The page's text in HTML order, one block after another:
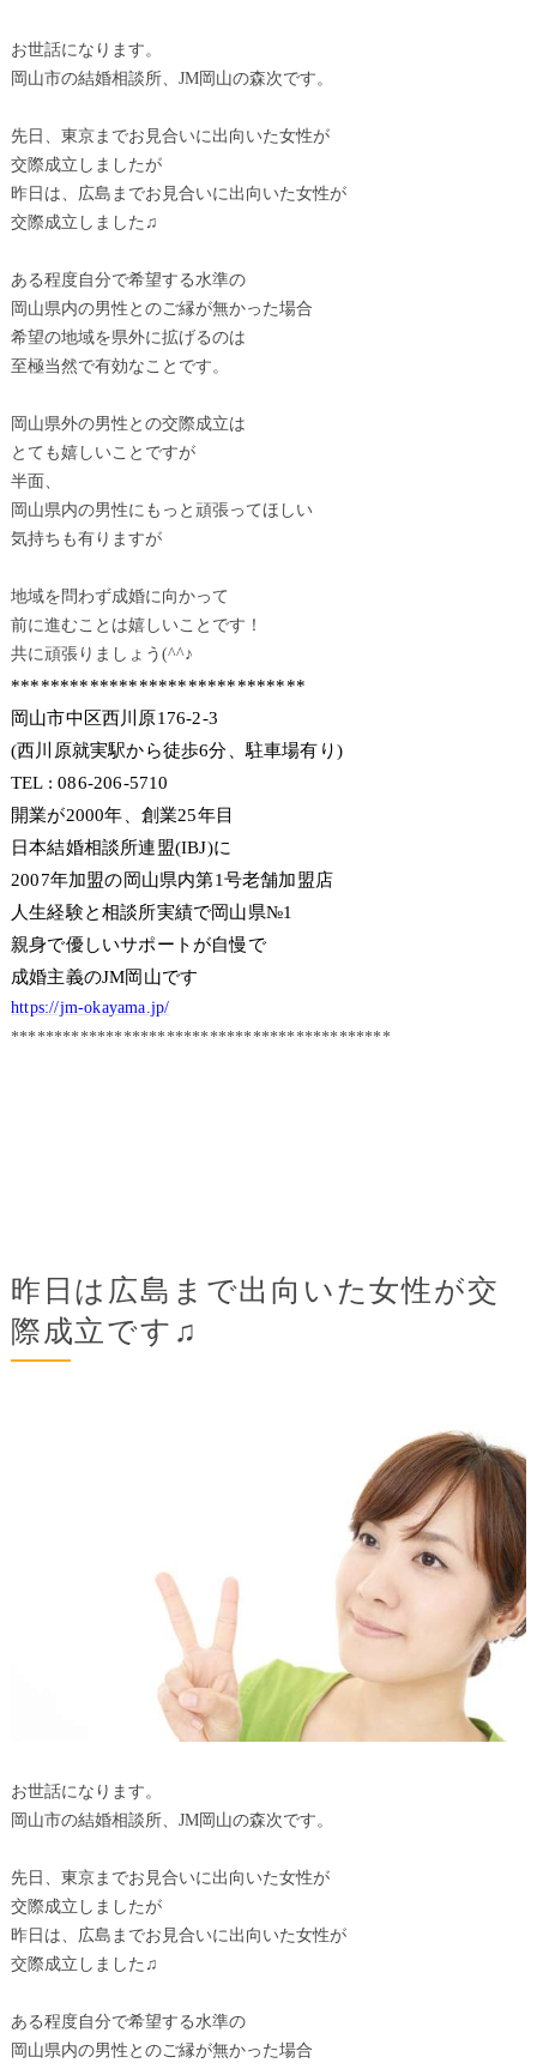
お世話になります。
岡山市の結婚相談所、JM岡山の森次です。
先日、東京までお見合いに出向いた女性が
交際成立しましたが
昨日は、広島までお見合いに出向いた女性が
交際成立しました♫
ある程度自分で希望する水準の
岡山県内の男性とのご縁が無かった場合
希望の地域を県外に拡げるのは
至極当然で有効なことです。
岡山県外の男性との交際成立は
とても嬉しいことですが
半面、
岡山県内の男性にもっと頑張ってほしい
気持ちも有りますが
地域を問わず成婚に向かって
前に進むことは嬉しいことです！
共に頑張りましょう(^^♪
******************************
岡山市中区西川原176-2-3
(西川原就実駅から徒歩6分、駐車場有り)
TEL : 086-206-5710
開業が2000年、創業25年目
日本結婚相談所連盟(IBJ)に
2007年加盟の岡山県内第1号老舗加盟店
人生経験と相談所実績で岡山県№1
親身で優しいサポートが自慢で
成婚主義のJM岡山です
https://jm-okayama.jp/
********************************************
昨日は広島まで出向いた女性が交
際成立です♫
お世話になります。
岡山市の結婚相談所、JM岡山の森次です。
先日、東京までお見合いに出向いた女性が
交際成立しましたが
昨日は、広島までお見合いに出向いた女性が
交際成立しました♫
ある程度自分で希望する水準の
岡山県内の男性とのご縁が無かった場合